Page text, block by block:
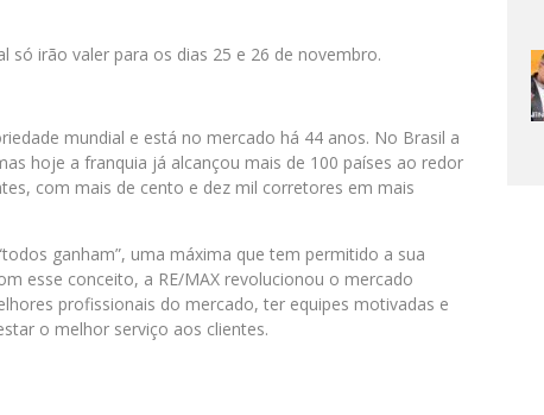
só irão valer para os dias 25 e 26 de novembro.
mundial e está no mercado há 44 anos. No Brasil a
hoje a franquia já alcançou mais de 100 países ao redor
com mais de cento e dez mil corretores em mais
ganham”, uma máxima que tem permitido a sua
esse conceito, a RE/MAX revolucionou o mercado
profissionais do mercado, ter equipes motivadas e
o melhor serviço aos clientes.